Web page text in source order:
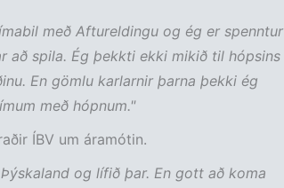
með Aftureldingu og ég er spenntur
að spila. Ég þekkti ekki mikið til hópsins
En gömlu karlarnir þarna þekki ég
með hópnum."
ÍBV um áramótin.
og lífið þar. En gott að koma